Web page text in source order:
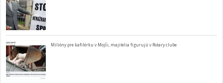
Milióny pre kafilérku v Mojši, majitelia figurujú v Rotary clube